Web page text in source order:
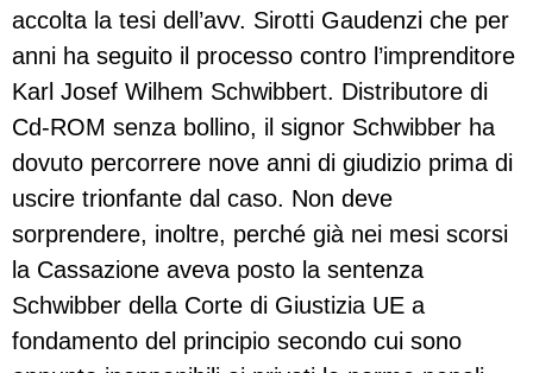
accolta la tesi dell’avv. Sirotti Gaudenzi che per
anni ha seguito il processo contro l’imprenditore
Karl Josef Wilhem Schwibbert. Distributore di
Cd-ROM senza bollino, il signor Schwibber ha
dovuto percorrere nove anni di giudizio prima di
uscire trionfante dal caso. Non deve
sorprendere, inoltre, perché già nei mesi scorsi
la Cassazione aveva posto la sentenza
Schwibber della Corte di Giustizia UE a
fondamento del principio secondo cui sono